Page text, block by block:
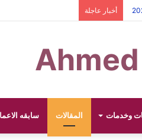
أخبار عاجلة
وخدمات المقالات سابقه